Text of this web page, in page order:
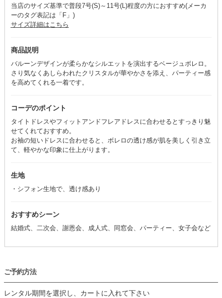
当店のサイズ基準で普段7号(S)～11号(L)程度の方におすすめ(メーカ
ーのタグ表記は「F」)
サイズ詳細はこちら
商品説明
バルーンデザインが柔らかなシルエットを演出するベージュボレロ。
さり気なくあしらわれたクリスタルが華やかさを添え、パーティー感
を高めてくれる一着です。
コーデのポイント
タイトドレスやフィットアンドフレアドレスに合わせるとすっきり魅
せてくれておすすめ。
お袖の短いドレスに合わせると、ボレロの透け感が肌を美しく引き立
て、軽やかな印象に仕上がります。
生地
・シフォン生地で、透け感あり
おすすめシーン
結婚式、二次会、謝恩会、成人式、同窓会、パーティー、女子会など
ご予約方法
レンタル期間を選択し、カートに入れて下さい